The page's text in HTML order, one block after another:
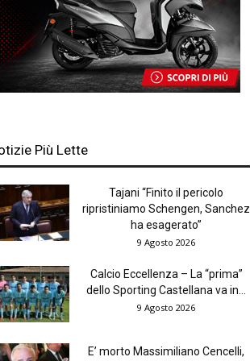
Più Lette
Tajani “Finito il pericolo
ripristiniamo Schengen, Sanchez
ha esagerato”
9 Agosto 2026
Calcio Eccellenza – La “prima”
dello Sporting Castellana va in...
9 Agosto 2026
E’ morto Massimiliano Cencelli,